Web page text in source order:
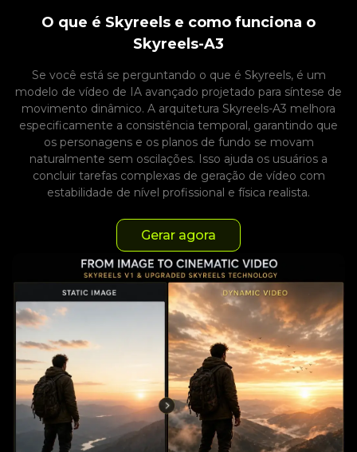
O que é Skyreels e como funciona o
Skyreels-A3
Se você está se perguntando o que é Skyreels, é um
modelo de vídeo de IA avançado projetado para síntese de
movimento dinâmico. A arquitetura Skyreels-A3 melhora
especificamente a consistência temporal, garantindo que
os personagens e os planos de fundo se movam
naturalmente sem oscilações. Isso ajuda os usuários a
concluir tarefas complexas de geração de vídeo com
estabilidade de nível profissional e física realista.
Gerar agora